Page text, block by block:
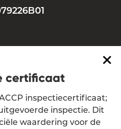
certificaat
inspectiecertificaat;
inspectie. Dit
waardering voor de